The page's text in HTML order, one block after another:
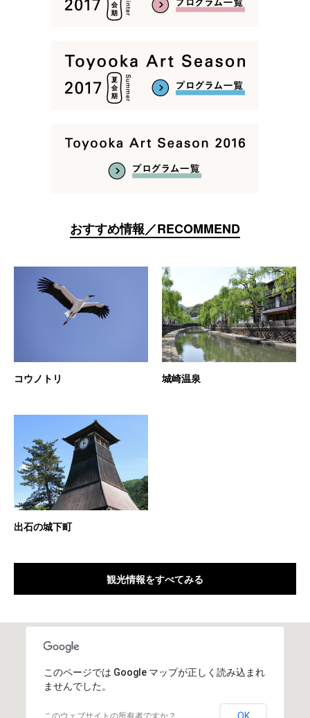
おすすめ情報／RECOMMEND
コウノトリ 城崎温泉
出石の城下町
観光情報をすべてみる
このページでは Google マップが正しく読み込まれ
ませんでした。
このウェブサイトの所有者ですか？